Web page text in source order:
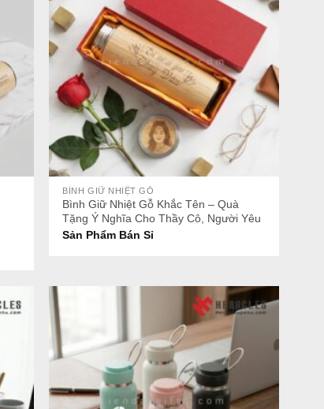
+
BÌNH GIỮ NHIỆT GỖ
Bình Giữ Nhiệt Gỗ Khắc Tên – Quà
Tặng Ý Nghĩa Cho Thầy Cô, Người Yêu
Sản Phẩm Bán Sỉ